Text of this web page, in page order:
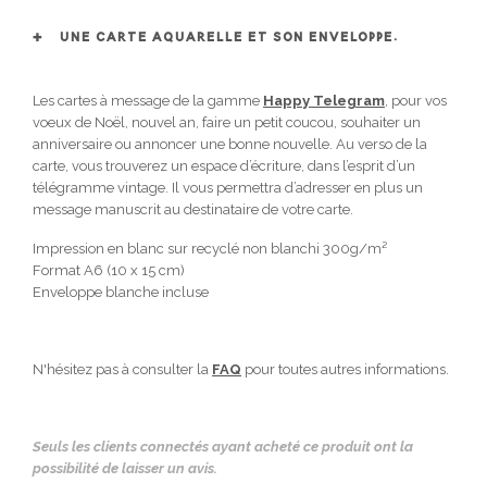
UNE CARTE AQUARELLE ET SON ENVELOPPE.
Les cartes à message de la gamme Happy Telegram , pour vos
voeux de Noël, nouvel an, faire un petit coucou, souhaiter un
anniversaire ou annoncer une bonne nouvelle. Au verso de la
carte, vous trouverez un espace d’écriture, dans l’esprit d’un
télégramme vintage. Il vous permettra d’adresser en plus un
message manuscrit au destinataire de votre carte.
Impression en blanc sur recyclé non blanchi 300g/m²
Format A6 (10 x 15 cm)
Enveloppe blanche incluse
N'hésitez pas à consulter la FAQ pour toutes autres informations.
Seuls les clients connectés ayant acheté ce produit ont la
possibilité de laisser un avis.